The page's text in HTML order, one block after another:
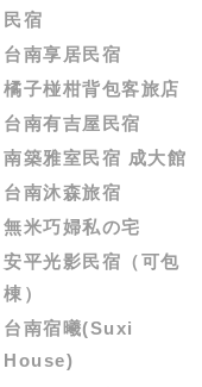
民宿
台南享居民宿
橘子椪柑背包客旅店
台南有吉屋民宿
南築雅室民宿 成大館
台南沐森旅宿
無米巧婦私の宅
安平光影民宿（可包
棟）
台南宿曦(Suxi
House)